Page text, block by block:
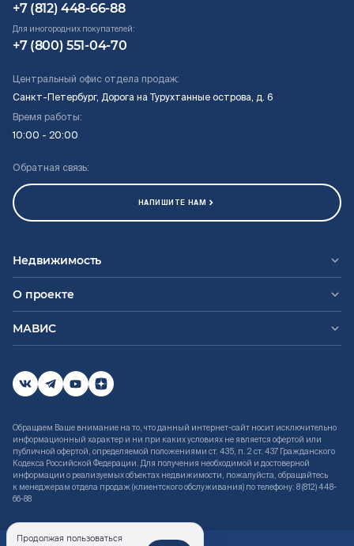
+7 (812) 448-66-88
Для иногородних покупателей:
+7 (800) 551-04-70
Центральный офис отдела продаж:
Санкт-Петербург, Дорога на Турухтанные острова, д. 6
Время работы:
10:00 - 20:00
Обратная связь:
НАПИШИТЕ НАМ
Недвижимость
О проекте
МАВИС
Обращаем Ваше внимание на то, что данный интернет-сайт носит исключительно
информационный характер и ни при каких условиях не является офертой или
публичной офертой, определяемой положениями ст. 435, п. 2 ст. 437 Гражданского
Кодекса Российской Федерации. Для получения необходимой и достоверной
информации о реализуемых объектах недвижимости, пожалуйста, обращайтесь
к менеджерам отдела продаж (клиентского обслуживания) по телефону: 8 (812) 448-
66-88
Продолжая пользоваться